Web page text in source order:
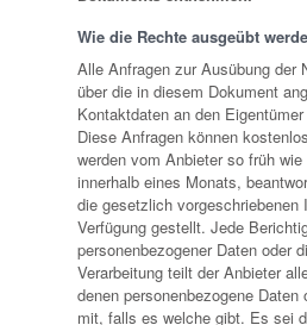
Wie die Rechte ausgeübt
Alle Anfragen zur Ausübung der
über die in diesem Dokument
Kontaktdaten an den
Diese Anfragen können
werden vom Anbieter so früh
innerhalb eines Monats,
die gesetzlich vorgeschriebenen
Verfügung gestellt. Jede
personenbezogener Daten oder
Verarbeitung teilt der Anbieter
denen personenbezogene Daten
mit, falls es welche gibt. Es sei